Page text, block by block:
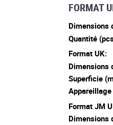
FORMAT
Dimensions
Quantité
Format UK:
Dimensions
Superficie
Format JM
Dimensions